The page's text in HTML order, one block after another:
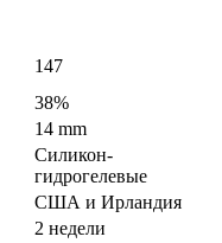
147
38%
14 mm
Силикон-
гидрогелевые
США и Ирландия
2 недели